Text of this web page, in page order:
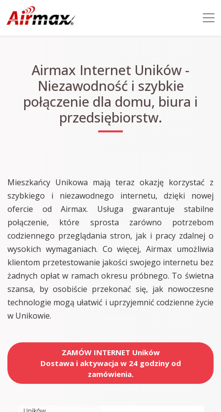
Airmax Internet Uników -
Niezawodność i szybkie
połączenie dla domu, biura i
przedsiębiorstw.
Mieszkańcy Unikowa mają teraz okazję korzystać z
szybkiego i niezawodnego internetu, dzięki nowej
ofercie od Airmax. Usługa gwarantuje stabilne
połączenie, które sprosta zarówno potrzebom
codziennego przeglądania stron, jak i pracy zdalnej o
wysokich wymaganiach. Co więcej, Airmax umożliwia
klientom przetestowanie jakości swojego internetu bez
żadnych opłat w ramach okresu próbnego. To świetna
szansa, by osobiście przekonać się, jak nowoczesne
technologie mogą ułatwić i uprzyjemnić codzienne życie
w Unikowie.
ZAMÓW INTERNET Uników
Dostawa i aktywacja w 24 godziny od
zamówienia.